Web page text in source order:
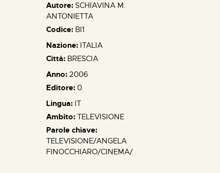
Autore: SCHIAVINA M.
ANTONIETTA
Codice: BI1
Nazione: ITALIA
Città: BRESCIA
Anno: 2006
Editore: 0
Lingua: IT
Ambito: TELEVISIONE
Parole chiave:
TELEVISIONE/ANGELA
FINOCCHIARO/CINEMA/